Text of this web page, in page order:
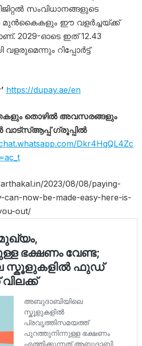
സംവിധാനങ്ങളുടെ
മുൻകൈകളും ഈ വളർച്ചയ്ക്ക്
2029-ഓടെ ഇത് 12.43
റിപ്പോർട്ട്
https://dupay.ae/en
തൊഴിൽ അവസരങ്ങളും
വാട്സ്ആപ്പ് ഗ്രൂപ്പിൽ
Dkr4HqQL4Zc
2023/08/08/paying-
can-now-be-made-easy-here-is-
out/